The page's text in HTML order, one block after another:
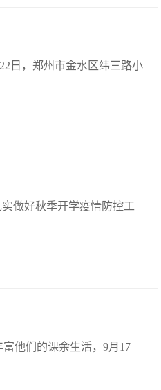
日，郑州市金水区纬三路小
做好秋季开学疫情防控工
他们的课余生活，9月17